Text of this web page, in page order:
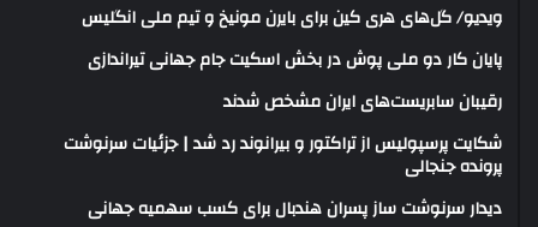
ویدیو/ گل‌های هری‌ کین برای بایرن مونیخ و تیم ملی انگلیس
پایان کار دو ملی پوش در بخش اسکیت جام جهانی تیراندازی
رقیبان سابریست‌های ایران مشخص شدند
شکایت پرسپولیس از تراکتور و بیرانوند رد شد | جزئیات سرنوشت
پرونده جنجالی
دیدار سرنوشت ساز پسران هندبال برای کسب سهمیه جهانی